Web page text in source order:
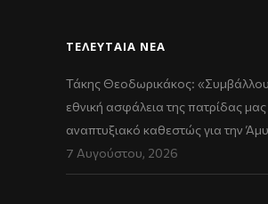
ΤΕΛΕΥΤΑΊΑ ΝΈΑ
Τάκης Θεοδωρικάκος:
εθνική ασφάλεια της πατρίδας
αναπτυξιακό καθεστώς για την
7 Αυγούστου, 2026